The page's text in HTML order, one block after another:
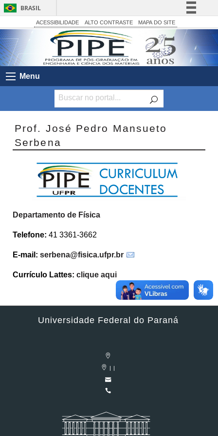
BRASIL
Simplifique!
Comunica BR
Participe
Acesso à informação
Canais
ACESSIBILIDADE ALTO CONTRASTE MAPA DO SITE
Menu
Prof. José Pedro Mansueto
Serbena
Departamento de Física
Telefone: 41 3361-3662
E-mail: serbena@fisica.ufpr.br
Currículo Lattes: clique aqui
Universidade Federal do Paraná
| |